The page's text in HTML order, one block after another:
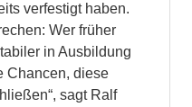
verfestigt haben.
Wer früher
in Ausbildung
Chancen, diese
sagt Ralf